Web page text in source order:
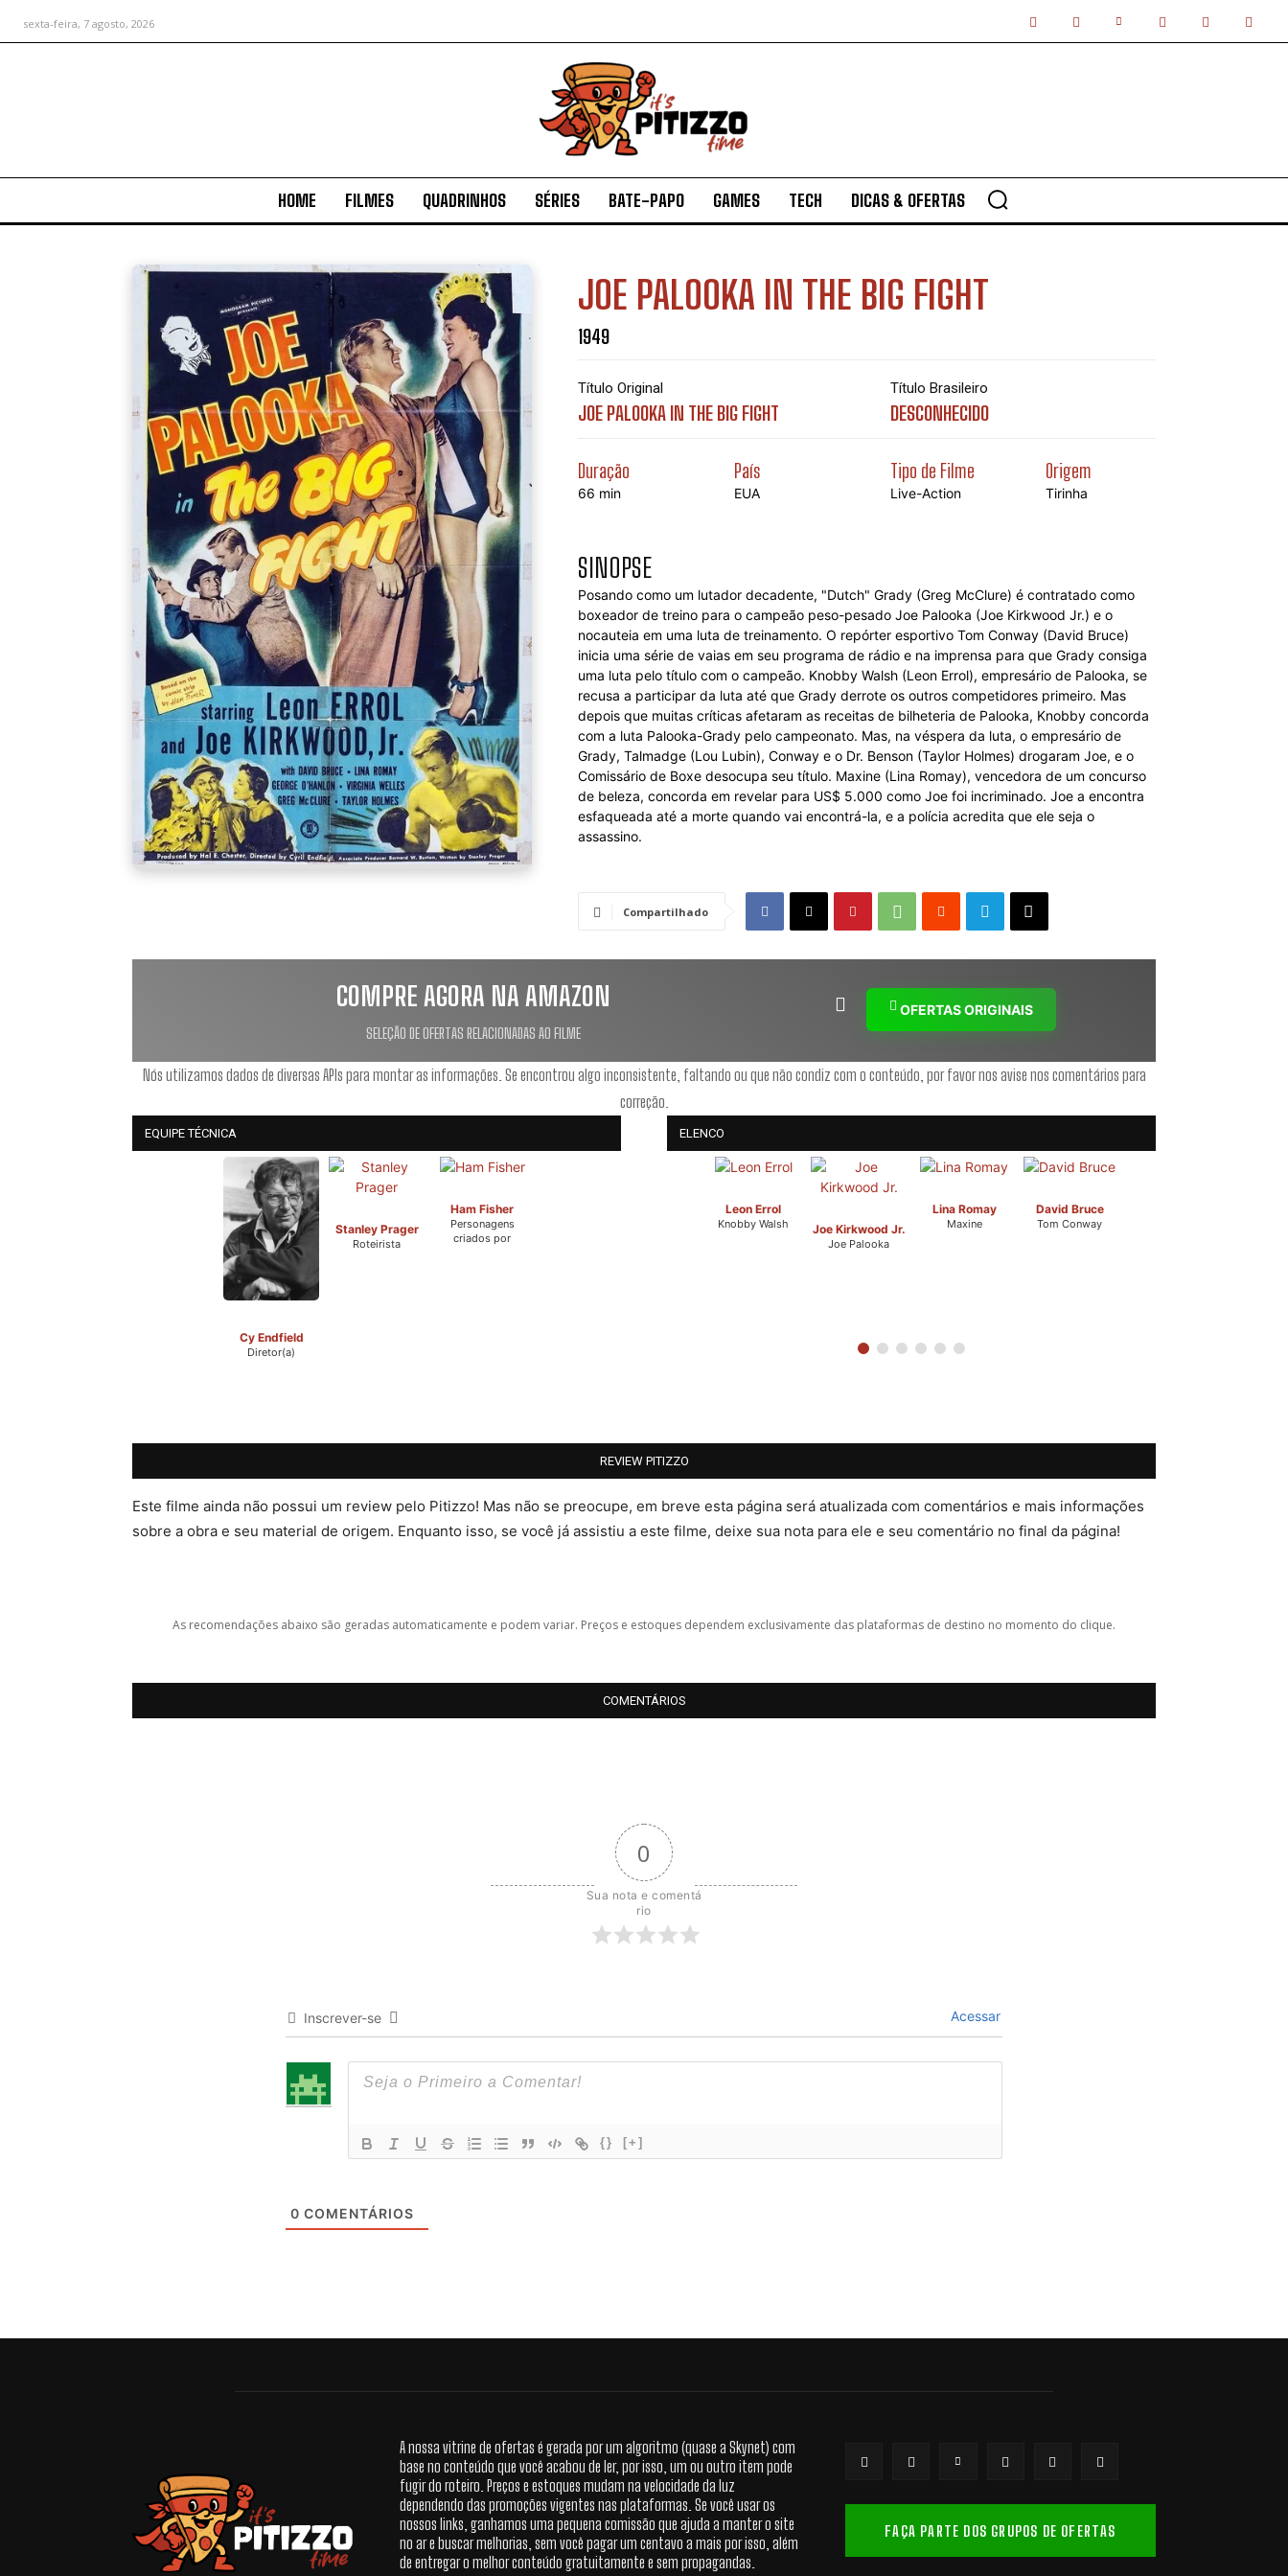
sexta-feira, 7 agosto, 2026
HOME FILMES QUADRINHOS SÉRIES BATE-PAPO GAMES TECH DICAS & OFERTAS
JOE PALOOKA IN THE BIG FIGHT
1949
Título Original
JOE PALOOKA IN THE BIG FIGHT
Título Brasileiro
DESCONHECIDO
Duração
66 min
País
EUA
Tipo de Filme
Live-Action
Origem
Tirinha
SINOPSE
Posando como um lutador decadente, "Dutch" Grady (Greg McClure) é contratado como
boxeador de treino para o campeão peso-pesado Joe Palooka (Joe Kirkwood Jr.) e o
nocauteia em uma luta de treinamento. O repórter esportivo Tom Conway (David Bruce)
inicia uma série de vaias em seu programa de rádio e na imprensa para que Grady consiga
uma luta pelo título com o campeão. Knobby Walsh (Leon Errol), empresário de Palooka, se
recusa a participar da luta até que Grady derrote os outros competidores primeiro. Mas
depois que muitas críticas afetaram as receitas de bilheteria de Palooka, Knobby concorda
com a luta Palooka-Grady pelo campeonato. Mas, na véspera da luta, o empresário de
Grady, Talmadge (Lou Lubin), Conway e o Dr. Benson (Taylor Holmes) drogaram Joe, e o
Comissário de Boxe desocupa seu título. Maxine (Lina Romay), vencedora de um concurso
de beleza, concorda em revelar para US$ 5.000 como Joe foi incriminado. Joe a encontra
esfaqueada até a morte quando vai encontrá-la, e a polícia acredita que ele seja o
assassino.
Compartilhado
COMPRE AGORA NA AMAZON
SELEÇÃO DE OFERTAS RELACIONADAS AO FILME
OFERTAS ORIGINAIS
Nós utilizamos dados de diversas APIs para montar as informações. Se encontrou algo inconsistente, faltando ou que não condiz com o conteúdo, por favor nos avise nos comentários para
correção.
EQUIPE TÉCNICA
Cy Endfield
Diretor(a)
Stanley Prager
Roteirista
Ham Fisher
Personagens
criados por
ELENCO
Leon Errol
Knobby Walsh Joe Kirkwood Jr.
Joe Palooka
Lina Romay
Maxine
David Bruce
Tom Conway
REVIEW PITIZZO
Este filme ainda não possui um review pelo Pitizzo! Mas não se preocupe, em breve esta página será atualizada com comentários e mais informações
sobre a obra e seu material de origem. Enquanto isso, se você já assistiu a este filme, deixe sua nota para ele e seu comentário no final da página!
As recomendações abaixo são geradas automaticamente e podem variar. Preços e estoques dependem exclusivamente das plataformas de destino no momento do clique.
COMENTÁRIOS
0
Sua nota e comentá
rio
Inscrever-se Acessar
{} [+]
0 COMENTÁRIOS
A nossa vitrine de ofertas é gerada por um algoritmo (quase a Skynet) com
base no conteúdo que você acabou de ler, por isso, um ou outro item pode
fugir do roteiro. Preços e estoques mudam na velocidade da luz
dependendo das promoções vigentes nas plataformas. Se você usar os
nossos links, ganhamos uma pequena comissão que ajuda a manter o site
no ar e buscar melhorias, sem você pagar um centavo a mais por isso, além
de entregar o melhor conteúdo gratuitamente e sem propagandas.
FAÇA PARTE DOS GRUPOS DE OFERTAS